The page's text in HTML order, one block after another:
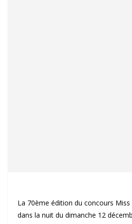
La 70ème édition du concours
dans la nuit du dimanche 12